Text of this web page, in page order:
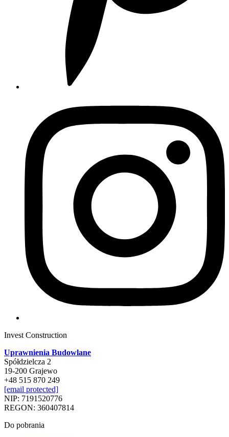
Invest Construction
Uprawnienia Budowlane
Spółdzielcza 2
19-200 Grajewo
+48 515 870 249
[email protected]
NIP: 7191520776
REGON: 360407814
Do pobrania